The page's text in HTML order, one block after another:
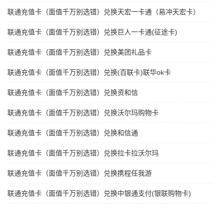
联通充值卡（面值千万别选错）兑换天宏一卡通（易冲天宏卡）
联通充值卡（面值千万别选错）兑换巨人一卡通(征途卡)
联通充值卡（面值千万别选错）兑换美团礼品卡
联通充值卡（面值千万别选错）兑换(百联卡)联华ok卡
联通充值卡（面值千万别选错）兑换资和信
联通充值卡（面值千万别选错）兑换沃尔玛购物卡
联通充值卡（面值千万别选错）兑换和信通
联通充值卡（面值千万别选错）兑换拉卡拉沃尔玛
联通充值卡（面值千万别选错）兑换携程任我游
联通充值卡（面值千万别选错）兑换中银通支付(银联购物卡)